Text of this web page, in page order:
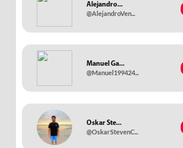
Alejandro...
@AlejandroVen...
Manuel Ga...
@Manuel199424...
Oskar Ste...
@OskarStevenC...